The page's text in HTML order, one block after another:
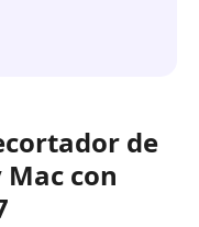
de
Mac con